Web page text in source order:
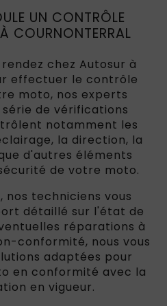
UN CONTRÔLE
COURNONTERRAL
chez Autosur à
effectuer le contrôle
moto, nos experts
de vérifications
notamment les
la direction, la
d'autres éléments
de votre moto.
techniciens vous
détaillé sur l'état de
réparations à
conformité, nous vous
adaptées pour
en conformité avec la
en vigueur.